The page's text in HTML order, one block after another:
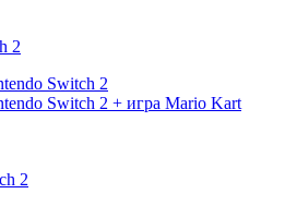
2
Switch 2
Switch 2 + игра Mario Kart
2